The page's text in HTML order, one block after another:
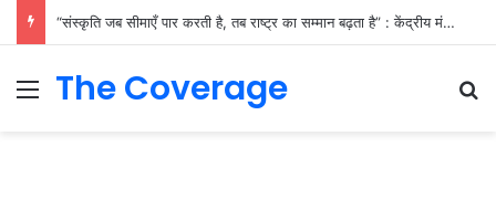
“संस्कृति जब सीमाएँ पार करती है, तब राष्ट्र का सम्मान बढ़ता है” : केंद्रीय मंत्री प्रो. एस.पी. सिंह बघेल
Menu
The Coverage